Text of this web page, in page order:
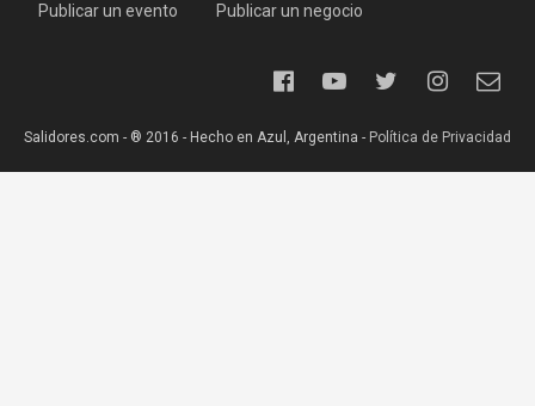
Publicar un evento Publicar un negocio
Salidores.com - ® 2016 - Hecho en Azul, Argentina - Política de Privacidad